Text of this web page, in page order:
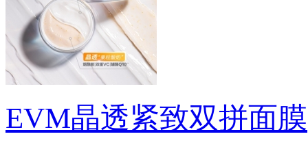
EVM晶透紧致双拼面膜